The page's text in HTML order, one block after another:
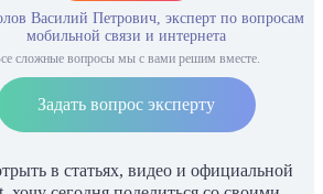
Василий Петрович, эксперт по вопросам
мобильной связи и интернета
сложные вопросы мы с вами решим вместе.
Задать вопрос эксперту
в статьях, видео и официальной